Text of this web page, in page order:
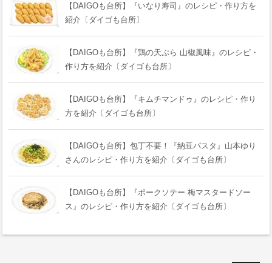
【DAIGOも台所】『いなり寿司』のレシピ・作り方を
紹介〔ダイゴも台所〕
【DAIGOも台所】『鶏の天ぷら 山椒風味』のレシピ・
作り方を紹介〔ダイゴも台所〕
【DAIGOも台所】『キムチマンドゥ』のレシピ・作り
方を紹介〔ダイゴも台所〕
【DAIGOも台所】包丁不要！『納豆パスタ』山本ゆり
さんのレシピ・作り方を紹介〔ダイゴも台所〕
【DAIGOも台所】『ポークソテー 梅マスタードソー
ス』のレシピ・作り方を紹介〔ダイゴも台所〕